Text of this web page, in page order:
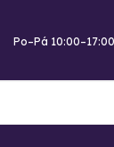
Po–Pá 10:00–17:00